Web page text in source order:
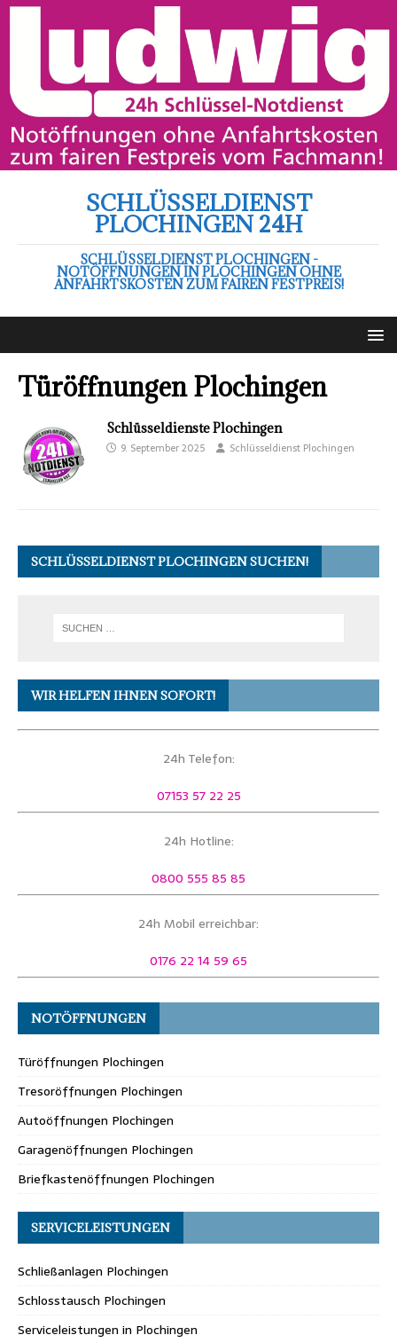
SCHLÜSSELDIENST
PLOCHINGEN 24H
SCHLÜSSELDIENST PLOCHINGEN -
NOTÖFFNUNGEN IN PLOCHINGEN OHNE
ANFAHRTSKOSTEN ZUM FAIREN FESTPREIS!
Türöffnungen Plochingen
Schlüsseldienste Plochingen
9. September 2025 Schlüsseldienst Plochingen
SCHLÜSSELDIENST PLOCHINGEN SUCHEN!
WIR HELFEN IHNEN SOFORT!
24h Telefon:
07153 57 22 25
24h Hotline:
0800 555 85 85
24h Mobil erreichbar:
0176 22 14 59 65
NOTÖFFNUNGEN
Türöffnungen Plochingen
Tresoröffnungen Plochingen
Autoöffnungen Plochingen
Garagenöffnungen Plochingen
Briefkastenöffnungen Plochingen
SERVICELEISTUNGEN
Schließanlagen Plochingen
Schlosstausch Plochingen
Serviceleistungen in Plochingen